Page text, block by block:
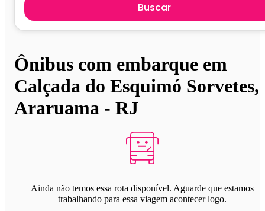
Buscar
Ônibus com embarque em
Calçada do Esquimó Sorvetes,
Araruama - RJ
Ainda não temos essa rota disponível. Aguarde que estamos
trabalhando para essa viagem acontecer logo.